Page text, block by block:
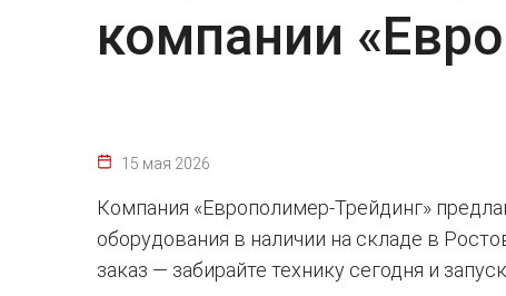
компании
15 мая 2026
Компания «Европолимер-Трейдинг»
оборудования в наличии на складе в
заказ — забирайте технику сегодня и